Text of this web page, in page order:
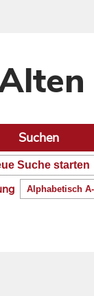
Suche starten